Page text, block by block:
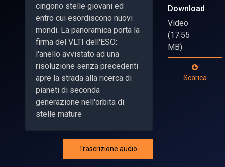
cingono stelle giovani ed
entro cui esordiscono nuovi
mondi. La panoramica porta la
firma del VLTI dell'ESO:
l'anello avvistato ad una
risoluzione senza precedenti
apre la strada alla ricerca di
pianeti di seconda
generazione nell'orbita di
stelle mature
Trascrizione audio
Download
Video
(17.55
MB)
Scarica